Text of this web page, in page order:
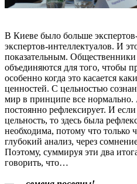
В Киеве было больше
экспертов-интеллектуалов. И
показательным.
объединяются для того, чтобы
особенно когда это касается
ценностей. С цельностью
мир в принципе все нормально.
постоянно рефлексирует. И
цельность, то здесь была
необходима, потому что только
глубокий анализ, через
Поэтому, суммируя эти два
говорить, что…